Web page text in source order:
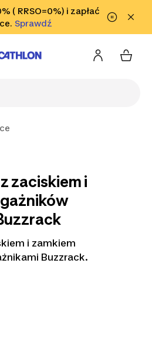
Przejdź do treści
Przejdź
( RRSO=0%) i zapłać
SprawdźSprawdź
Sprawdź
zaciskiem i
i zamkiem
Buzzrack.